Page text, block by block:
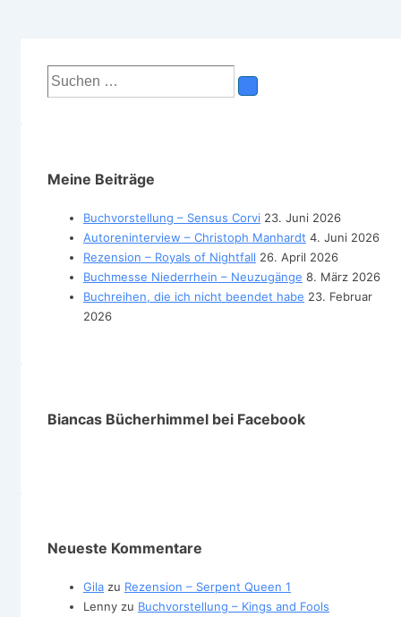
Suchen
nach:
Meine Beiträge
Buchvorstellung – Sensus Corvi 23. Juni 2026
Autoreninterview – Christoph Manhardt 4. Juni 2026
Rezension – Royals of Nightfall 26. April 2026
Buchmesse Niederrhein – Neuzugänge 8. März 2026
Buchreihen, die ich nicht beendet habe 23. Februar
2026
Biancas Bücherhimmel bei Facebook
Neueste Kommentare
Gila zu Rezension – Serpent Queen 1
Lenny zu Buchvorstellung – Kings and Fools